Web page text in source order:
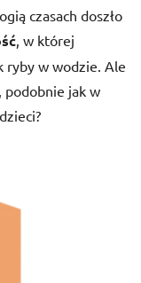
czasach doszło
, w której
ryby w wodzie. Ale
podobnie jak w